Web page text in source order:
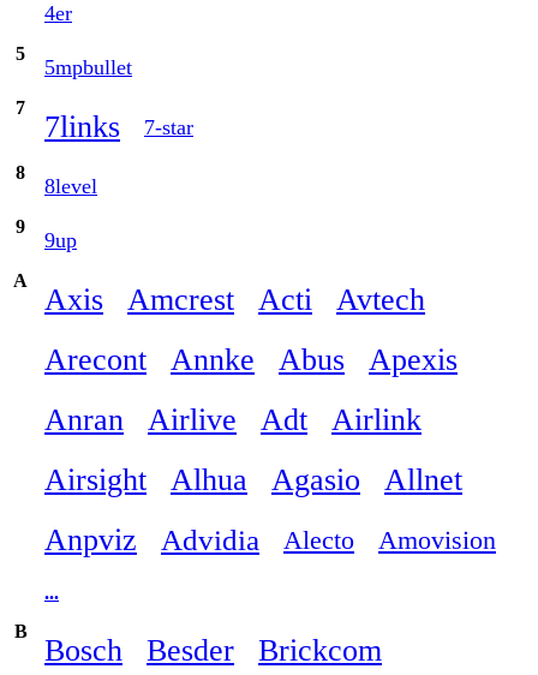
4er
5
5mpbullet
7
7links 7-star
8
8level
9
9up
A
Axis Amcrest Acti
Avtech
Arecont
Annke Abus
Apexis
Anran
Airlive Adt
Airlink
Airsight
Alhua Agasio
Allnet
Anpviz
Advidia Alecto Amovision
...
B
Bosch Besder Brickcom